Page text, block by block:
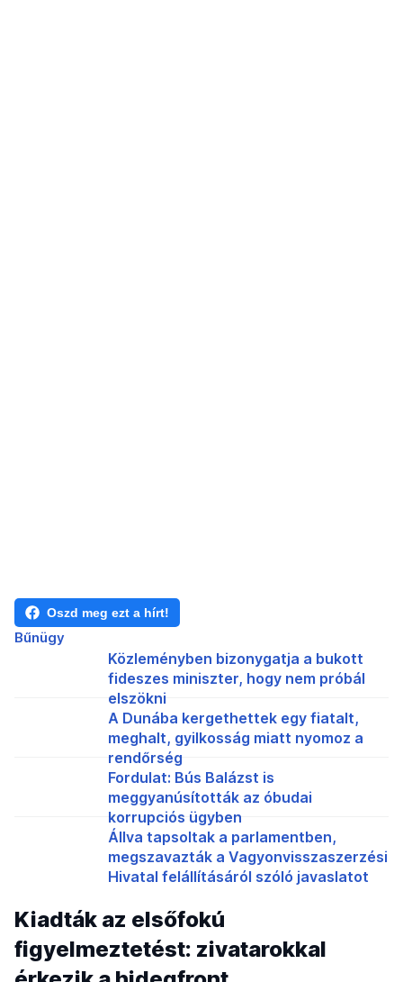
Oszd meg ezt a hírt!
Bűnügy
Közleményben bizonygatja a bukott
fideszes miniszter, hogy nem próbál
elszökni
A Dunába kergethettek egy fiatalt,
meghalt, gyilkosság miatt nyomoz a
rendőrség
Fordulat: Bús Balázst is
meggyanúsították az óbudai
korrupciós ügyben
Állva tapsoltak a parlamentben,
megszavazták a Vagyonvisszaszerzési
Hivatal felállításáról szóló javaslatot
Kiadták az elsőfokú
figyelmeztetést: zivatarokkal